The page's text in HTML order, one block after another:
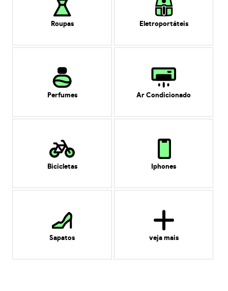
Roupas Eletroportáteis
Perfumes Ar Condicionado
Bicicletas Iphones
Sapatos veja mais